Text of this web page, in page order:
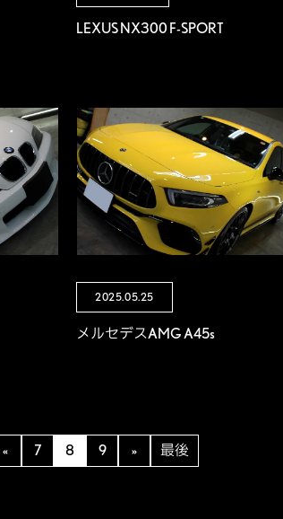
LEXUS NX300 F-SPORT
2025.05.25
メルセデスAMG A45s
« 7 8 9 » 最後